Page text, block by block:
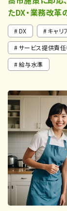
たDX・業務改
DX キャリ
サービス提供責
給与水準